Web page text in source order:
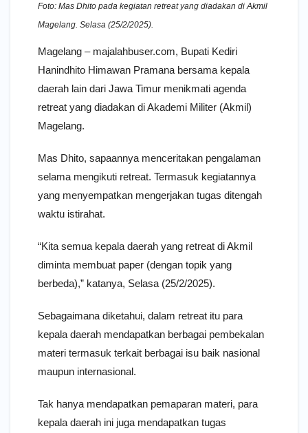
Foto: Mas Dhito pada kegiatan retreat yang diadakan di Akmil
Magelang. Selasa (25/2/2025).
Magelang – majalahbuser.com, Bupati Kediri
Hanindhito Himawan Pramana bersama kepala
daerah lain dari Jawa Timur menikmati agenda
retreat yang diadakan di Akademi Militer (Akmil)
Magelang.
Mas Dhito, sapaannya menceritakan pengalaman
selama mengikuti retreat. Termasuk kegiatannya
yang menyempatkan mengerjakan tugas ditengah
waktu istirahat.
“Kita semua kepala daerah yang retreat di Akmil
diminta membuat paper (dengan topik yang
berbeda),” katanya, Selasa (25/2/2025).
Sebagaimana diketahui, dalam retreat itu para
kepala daerah mendapatkan berbagai pembekalan
materi termasuk terkait berbagai isu baik nasional
maupun internasional.
Tak hanya mendapatkan pemaparan materi, para
kepala daerah ini juga mendapatkan tugas